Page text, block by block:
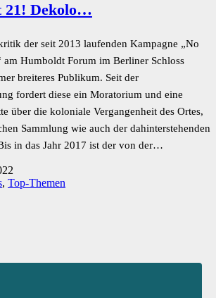
21! Dekolo…
der seit 2013 laufenden Kampagne „No
Humboldt Forum im Berliner Schloss
breiteres Publikum. Seit der
fordert diese ein Moratorium und eine
über die koloniale Vergangenheit des Ortes,
Sammlung wie auch der dahinterstehenden
in das Jahr 2017 ist der von der…
, Top-Themen